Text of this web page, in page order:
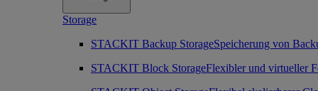
Storage
STACKIT Backup StorageSpeicherung von
STACKIT Block StorageFlexibler und virtueller